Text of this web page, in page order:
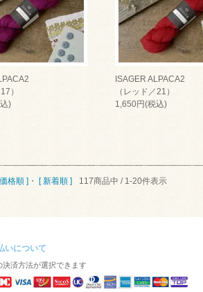
）
)
ISAGER ALPACA2
（レッド／21）
1,650円(税込)
格順 ] ・ [ 新着順 ] 117商品中 / 1-20件表示
いについて
決済方法が選択できます